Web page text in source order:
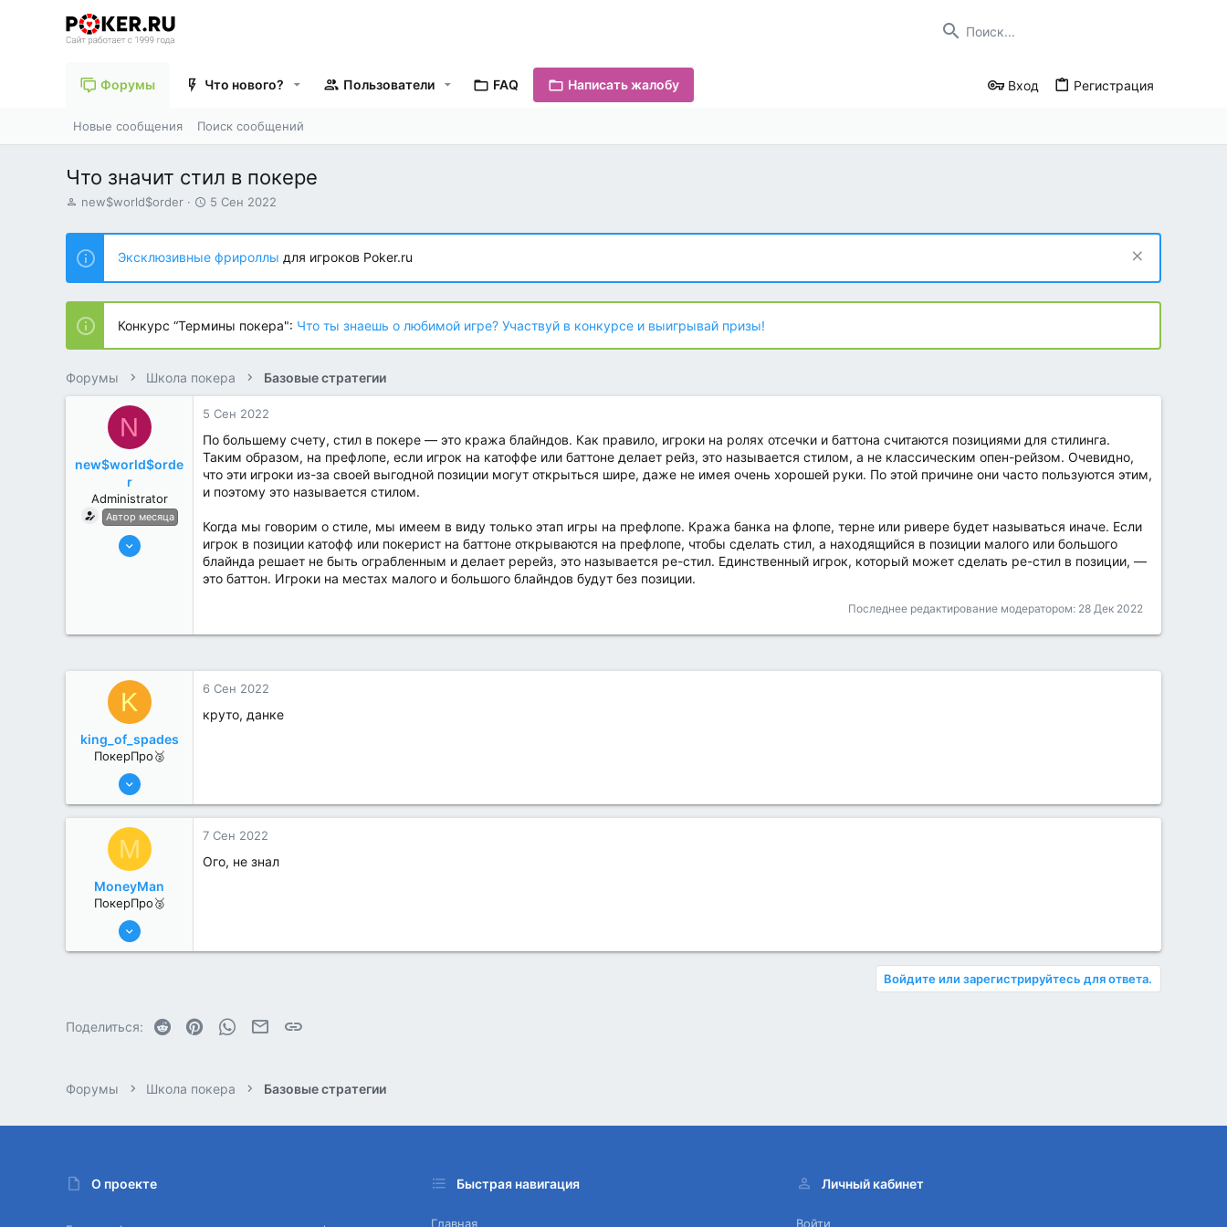
Форумы Что нового? Пользователи FAQ Написать жалобу Вход Регистрация
Новые сообщения Поиск сообщений
Что значит стил в покере
А
т
о
р
т
е
м
ы
new$world$order
Д
т
н
а
ч
л
а
5 Сен 2022
Эксклюзивные фрироллы для игроков Poker.ru
Конкурс “Термины покера": Что ты знаешь о любимой игре? Участвуй в конкурсе и выигрывай призы!
Форумы Школа покера Базовые стратегии
N
new$world$orde
r
Administrator
Автор месяца
27 Май 2022
5 Сен 2022
По большему счету, стил в покере — это кража блайндов. Как правило, игроки на ролях отсечки и баттона считаются позициями для стилинга.
Таким образом, на префлопе, если игрок на катоффе или баттоне делает рейз, это называется стилом, а не классическим опен-рейзом. Очевидно,
что эти игроки из-за своей выгодной позиции могут открыться шире, даже не имея очень хорошей руки. По этой причине они часто пользуются этим,
и поэтому это называется стилом.
Когда мы говорим о стиле, мы имеем в виду только этап игры на префлопе. Кража банка на флопе, терне или ривере будет называться иначе. Если
игрок в позиции катофф или покерист на баттоне открываются на префлопе, чтобы сделать стил, а находящийся в позиции малого или большого
блайнда решает не быть ограбленным и делает ререйз, это называется ре-стил. Единственный игрок, который может сделать ре-стил в позиции, —
это баттон. Игроки на местах малого и большого блайндов будут без позиции.
Последнее редактирование модератором: 28 Дек 2022
K
king_of_spades
ПокерПро🥈
6 Июн 2022
0
6 Сен 2022
круто, данке
M
MoneyMan
ПокерПро🥈
8 Июн 2022
7 Сен 2022
Ого, не знал
Войдите или зарегистрируйтесь для ответа.
Поделиться: Reddit PinterestWhatsAppЭлектронная почта
Форумы Школа покера Базовые стратегии
О проекте Быстрая навигация
Главная
Личный кабинет
Войти